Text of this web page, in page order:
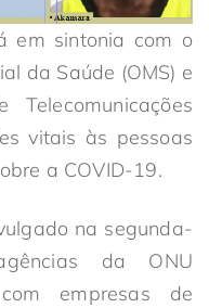
em sintonia com o
da Saúde (OMS) e
vitais às pessoas
a COVID-19.
na segunda-
da ONU
empresas de